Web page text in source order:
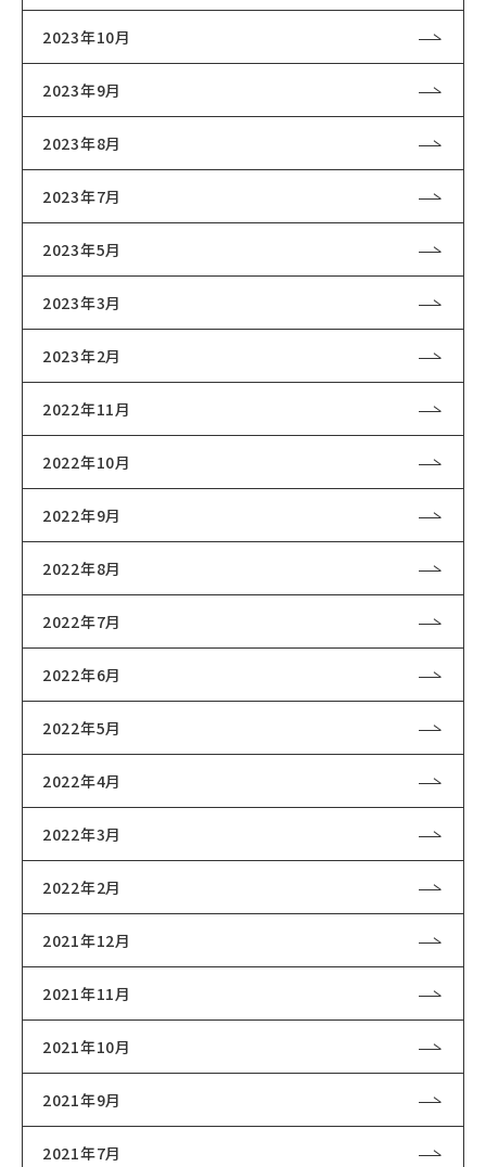
2023年10月
2023年9月
2023年8月
2023年7月
2023年5月
2023年3月
2023年2月
2022年11月
2022年10月
2022年9月
2022年8月
2022年7月
2022年6月
2022年5月
2022年4月
2022年3月
2022年2月
2021年12月
2021年11月
2021年10月
2021年9月
2021年7月